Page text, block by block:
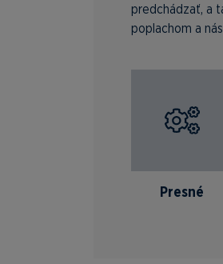
predchádzať, a
poplachom a
Presné